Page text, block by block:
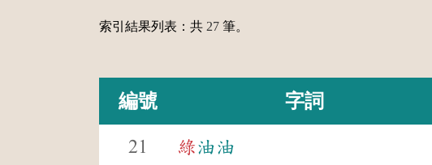
索引結果列表：共 27 筆。
編號 字詞
21 綠油油